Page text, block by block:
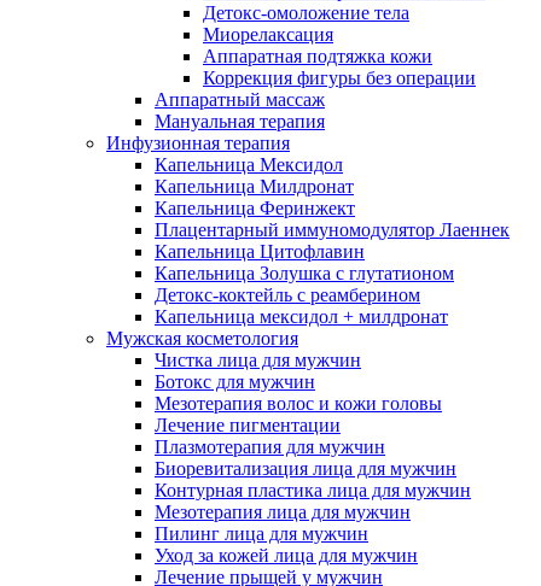
Детокс-омоложение тела
Миорелаксация
Аппаратная подтяжка кожи
Коррекция фигуры без операции
Аппаратный массаж
Мануальная терапия
Инфузионная терапия
Капельница Мексидол
Капельница Милдронат
Капельница Феринжект
Плацентарный иммуномодулятор Лаеннек
Капельница Цитофлавин
Капельница Золушка с глутатионом
Детокс-коктейль с реамберином
Капельница мексидол + милдронат
Мужская косметология
Чистка лица для мужчин
Ботокс для мужчин
Мезотерапия волос и кожи головы
Лечение пигментации
Плазмотерапия для мужчин
Биоревитализация лица для мужчин
Контурная пластика лица для мужчин
Мезотерапия лица для мужчин
Пилинг лица для мужчин
Уход за кожей лица для мужчин
Лечение прыщей у мужчин